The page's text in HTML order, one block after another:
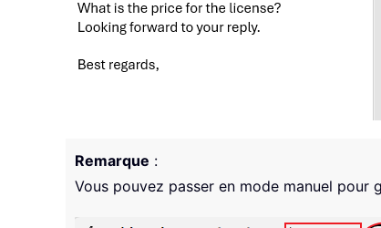
Remarque :
Vous pouvez passer en mode manuel pour